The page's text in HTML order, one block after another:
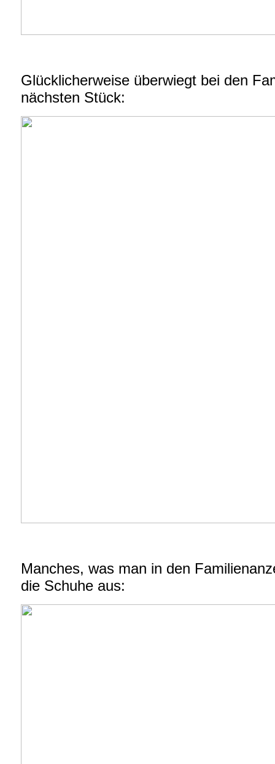
Glücklicherweise überwiegt bei den
nächsten Stück:
Manches, was man in den
die Schuhe aus: